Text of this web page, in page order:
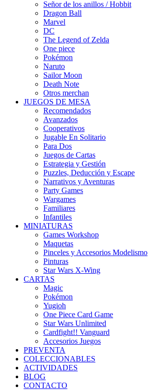
Señor de los anillos / Hobbit
Dragon Ball
Marvel
DC
The Legend of Zelda
One piece
Pokémon
Naruto
Sailor Moon
Death Note
Otros merchan
JUEGOS DE MESA
Recomendados
Avanzados
Cooperativos
Jugable En Solitario
Para Dos
Juegos de Cartas
Estrategia y Gestión
Puzzles, Deducción y Escape
Narrativos y Aventuras
Party Games
Wargames
Familiares
Infantiles
MINIATURAS
Games Workshop
Maquetas
Pinceles y Accesorios Modelismo
Pinturas
Star Wars X-Wing
CARTAS
Magic
Pokémon
Yugioh
One Piece Card Game
Star Wars Unlimited
Cardfight!! Vanguard
Accesorios Juegos
PREVENTA
COLECCIONABLES
ACTIVIDADES
BLOG
CONTACTO